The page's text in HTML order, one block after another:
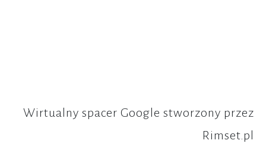
Wirtualny spacer Google stworzony przez
Rimset.pl